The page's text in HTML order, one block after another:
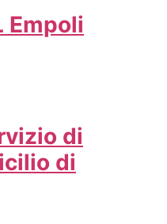
Empoli
di
di